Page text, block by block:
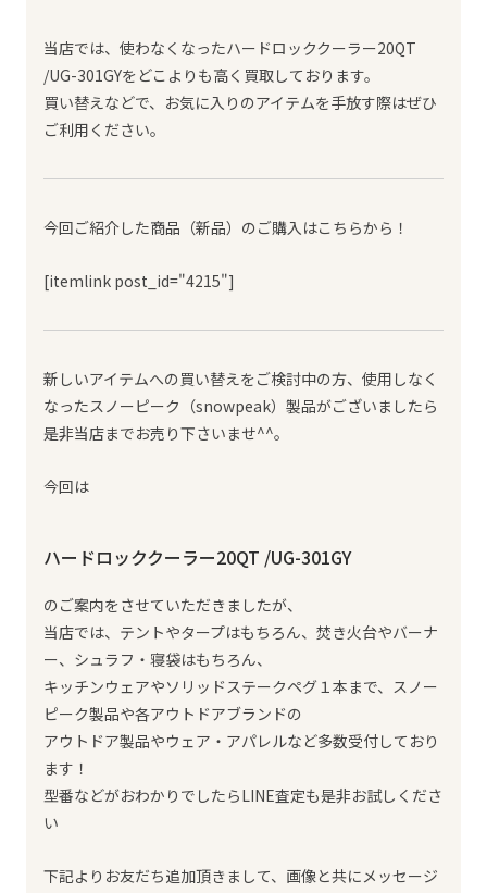
当店では、使わなくなったハードロッククーラー20QT
/UG-301GYをどこよりも高く買取しております。
買い替えなどで、お気に入りのアイテムを手放す際はぜひ
ご利用ください。
今回ご紹介した商品（新品）のご購入はこちらから！
[itemlink post_id="4215"]
新しいアイテムへの買い替えをご検討中の方、使用しなく
なったスノーピーク（snowpeak）製品がございましたら
是非当店までお売り下さいませ^^。
今回は
ハードロッククーラー20QT /UG-301GY
のご案内をさせていただきましたが、
当店では、テントやタープはもちろん、焚き火台やバーナ
ー、シュラフ・寝袋はもちろん、
キッチンウェアやソリッドステークペグ１本まで、スノー
ピーク製品や各アウトドアブランドの
アウトドア製品やウェア・アパレルなど多数受付しており
ます！
型番などがおわかりでしたらLINE査定も是非お試しくださ
い
下記よりお友だち追加頂きまして、画像と共にメッセージ